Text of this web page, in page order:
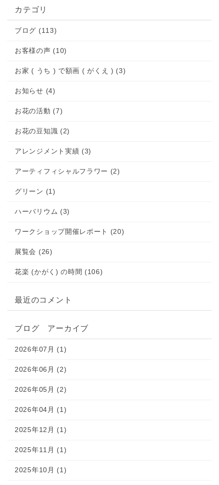
カテゴリ
ブログ (113)
お客様の声 (10)
お家 ( うち ) で額画 ( がくえ ) (3)
お知らせ (4)
お花の活動 (7)
お花の豆知識 (2)
アレンジメント実績 (3)
アーティフィシャルフラワー (2)
グリーン (1)
ハーバリウム (3)
ワークショップ開催レポート (20)
展覧会 (26)
花楽 (かがく) の時間 (106)
最近のコメント
ブログ アーカイブ
2026年07月 (1)
2026年06月 (2)
2026年05月 (2)
2026年04月 (1)
2025年12月 (1)
2025年11月 (1)
2025年10月 (1)